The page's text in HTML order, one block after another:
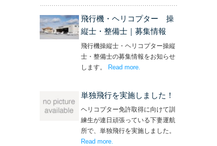
飛行機・ヘリコプター 操
縦士・整備士｜募集情報
飛行機操縦士・ヘリコプター操縦
士・整備士の募集情報をお知らせ
します。
Read more
単独飛行を実施しました！
ヘリコプター免許取得に向けて訓
練生が連日頑張っている下妻運航
所で、単独飛行を実施しました。
Read more– ‘単独飛行を実施しました！’
.